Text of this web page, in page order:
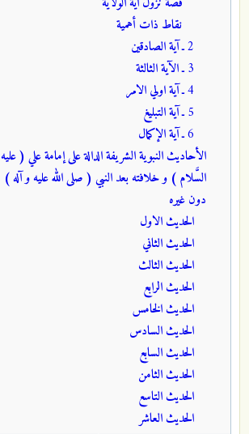
نقاط ذات أهمية
2 ـ آية الصادقين
3 ـ الآية الثالثة
4 ـ آية اولي الامر
5 ـ آية التبليغ
6 ـ آية الإكمال
الأحاديث النبوية الشريفة الدالة على إمامة علي ( عليه
السَّلام ) و خلافته بعد النبي ( صلى الله عليه و آله )
دون غيره
الحديث الاول
الحديث الثاني
الحديث الثالث
الحديث الرابع
الحديث الخامس
الحديث السادس
الحديث السابع
الحديث الثامن
الحديث التاسع
الحديث العاشر